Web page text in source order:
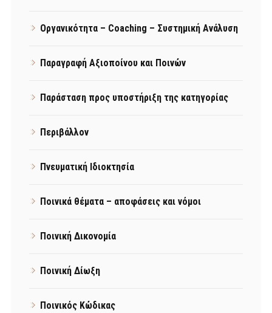
Οργανικότητα – Coaching – Συστημική Ανάλυση
Παραγραφή Αξιοποίνου και Ποινών
Παράσταση προς υποστήριξη της κατηγορίας
Περιβάλλον
Πνευματική Ιδιοκτησία
Ποινικά θέματα – αποφάσεις και νόμοι
Ποινική Δικονομία
Ποινική Δίωξη
Ποινικός Κώδικας